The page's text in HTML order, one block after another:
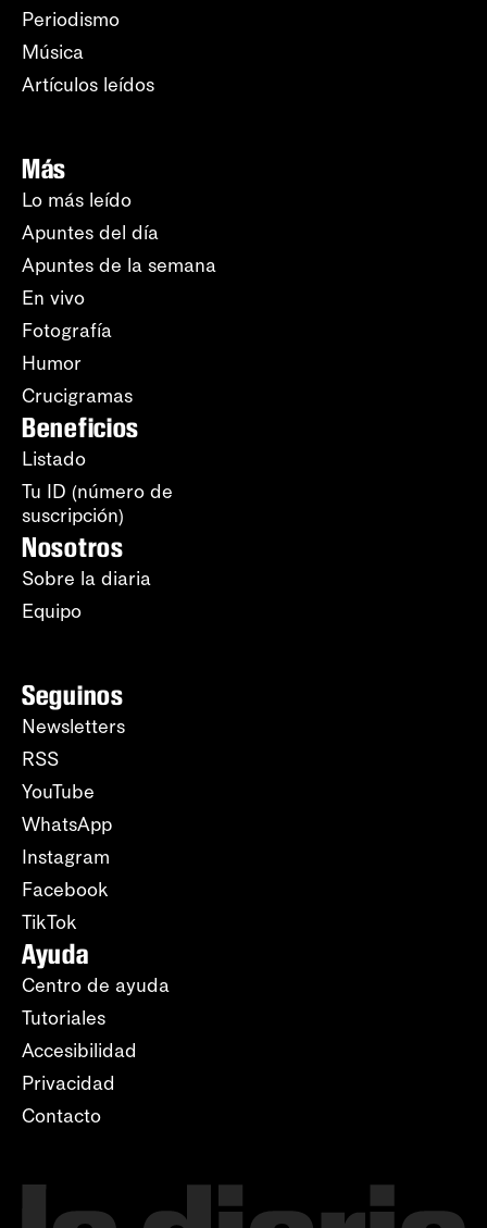
Periodismo
Música
Artículos leídos
Más
Lo más leído
Apuntes del día
Apuntes de la semana
En vivo
Fotografía
Humor
Crucigramas
Beneficios
Listado
Tu ID (número de
suscripción)
Nosotros
Sobre la diaria
Equipo
Seguinos
Newsletters
RSS
YouTube
WhatsApp
Instagram
Facebook
TikTok
Ayuda
Centro de ayuda
Tutoriales
Accesibilidad
Privacidad
Contacto